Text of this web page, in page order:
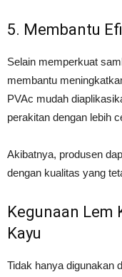
5. Membantu
Selain memperkuat
membantu
PVAc mudah
perakitan dengan lebih
Akibatnya, produsen
dengan kualitas yang
Kegunaan Lem
Kayu
Tidak hanya digunakan